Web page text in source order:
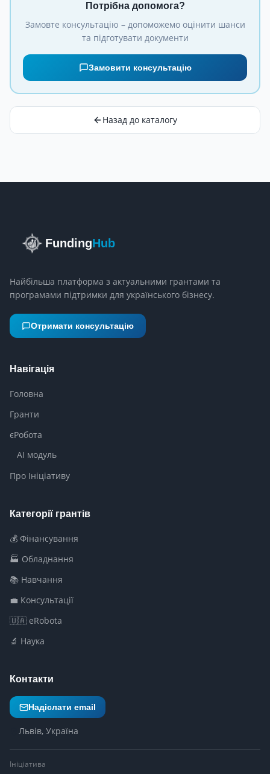
Потрібна допомога?
Замовте консультацію – допоможемо оцінити шанси
та підготувати документи
Замовити консультацію
Назад до каталогу
FundingHub
Найбільша платформа з актуальними грантами та
програмами підтримки для українського бізнесу.
Отримати консультацію
Навігація
Головна
Гранти
єРобота
AI модуль
Про Ініціативу
Категорії грантів
💰 Фінансування
🏭 Обладнання
📚 Навчання
💼 Консультації
🇺🇦 eRobota
🔬 Наука
Контакти
Надіслати email
Львів, Україна
Ініціатива